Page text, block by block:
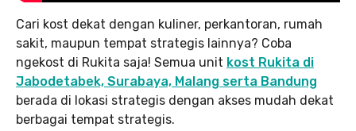
Cari kost dekat dengan kuliner, perkantoran, rumah
sakit, maupun tempat strategis lainnya? Coba
ngekost di Rukita saja! Semua unit kost Rukita di
Jabodetabek, Surabaya, Malang serta Bandung
berada di lokasi strategis dengan akses mudah dekat
berbagai tempat strategis.